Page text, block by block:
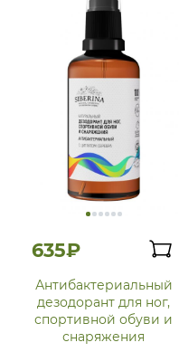
635₽
Антибактериальный
дезодорант для ног,
спортивной обуви и
снаряжения